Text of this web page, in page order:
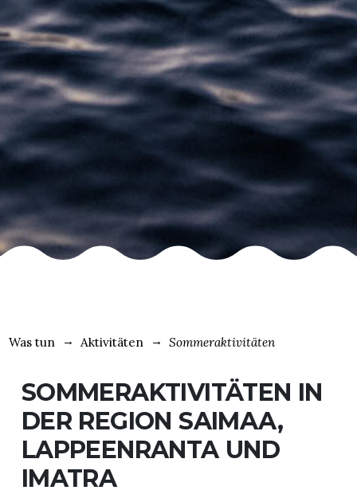
Was tun Aktivitäten Sommeraktivitäten
SOMMERAKTIVITÄTEN IN
DER REGION SAIMAA,
LAPPEENRANTA UND
IMATRA